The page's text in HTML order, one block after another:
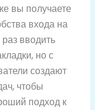
вы получаете
входа на
вводить
но с
создают
чтобы
подход к